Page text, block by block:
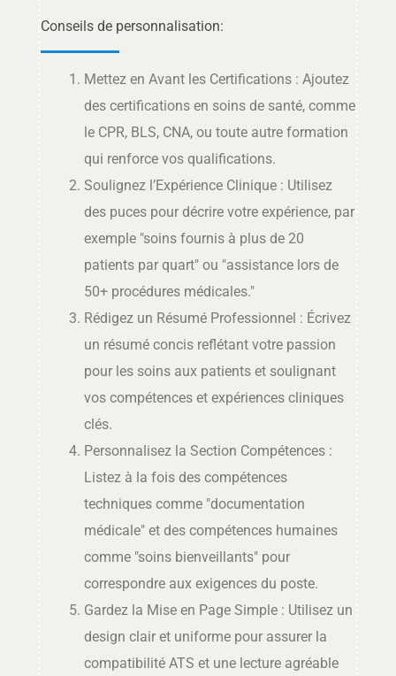
Conseils de personnalisation:
Mettez en Avant les Certifications : Ajoutez
des certifications en soins de santé, comme
le CPR, BLS, CNA, ou toute autre formation
qui renforce vos qualifications.
Soulignez l’Expérience Clinique : Utilisez
des puces pour décrire votre expérience, par
exemple "soins fournis à plus de 20
patients par quart" ou "assistance lors de
50+ procédures médicales."
Rédigez un Résumé Professionnel : Écrivez
un résumé concis reflétant votre passion
pour les soins aux patients et soulignant
vos compétences et expériences cliniques
clés.
Personnalisez la Section Compétences :
Listez à la fois des compétences
techniques comme "documentation
médicale" et des compétences humaines
comme "soins bienveillants" pour
correspondre aux exigences du poste.
Gardez la Mise en Page Simple : Utilisez un
design clair et uniforme pour assurer la
compatibilité ATS et une lecture agréable